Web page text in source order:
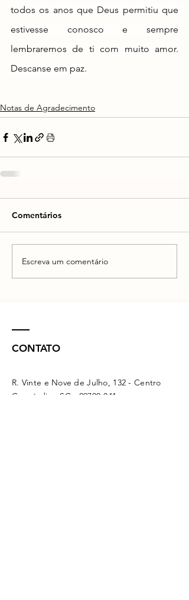
todos os anos que Deus permitiu que
estivesse conosco e sempre
lembraremos de ti com muito amor.
Descanse em paz.
Notas de Agradecimento
Comentários
Escreva um comentário
CONTATO
R. Vinte e Nove de Julho, 132 - Centro
Concórdia - SC - 89700-041